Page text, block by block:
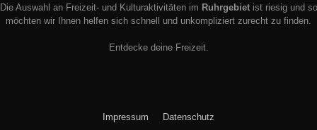
Die Auswahl an Freizeit- und Kulturaktivitäten im Ruhrgebietist riesig und so
möchten wir Ihnen helfen sich schnell und unkompliziert zurecht zu finden.
Entdecke deine Freizeit.
Impressum Datenschutz